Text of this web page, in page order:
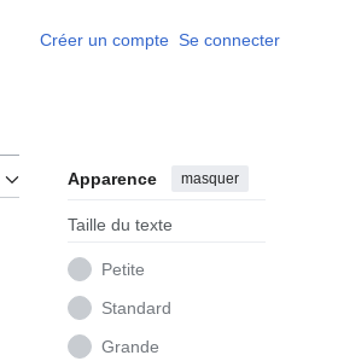
Créer un compte Se connecter
Apparence masquer
Taille du texte
Petite
Standard
Grande